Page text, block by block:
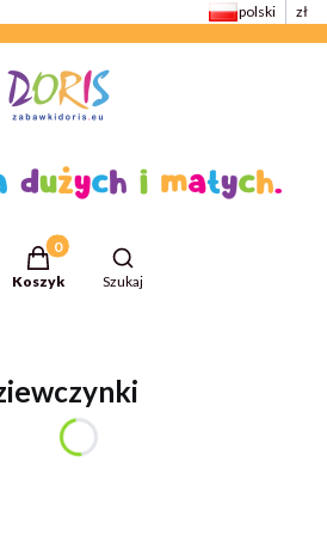
polski zł
Produkty w koszyku: 0. Zobacz
Koszyk
Otwórz wyszukiwarkę
Szukaj